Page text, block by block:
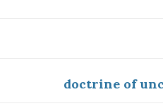
doctrine of